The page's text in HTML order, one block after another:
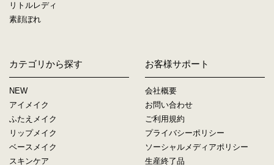
リトルレディ
素顔ぼれ
カテゴリから探す
NEW
アイメイク
ふたえメイク
リップメイク
ベースメイク
スキンケア
お客様サポート
会社概要
お問い合わせ
ご利用規約
プライバシーポリシー
ソーシャルメディアポリシー
生産終了品